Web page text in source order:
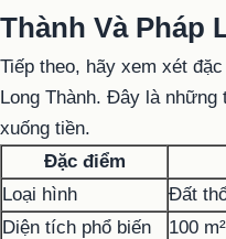
Thành Và Pháp
Tiếp theo, hãy xem xét
Long Thành. Đây là
xuống tiền.
Đặc điểm
Loại hình
Đất
Diện tích phổ biến
100